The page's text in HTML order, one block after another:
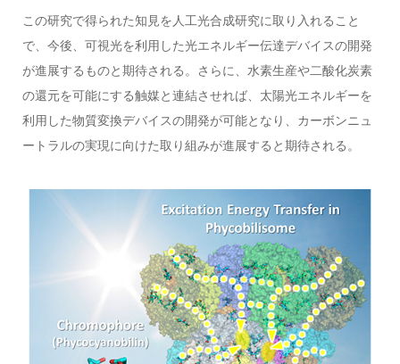
この研究で得られた知見を人工光合成研究に取り入れること
で、今後、可視光を利用した光エネルギー伝達デバイスの開発
が進展するものと期待される。さらに、水素生産や二酸化炭素
の還元を可能にする触媒と連結させれば、太陽光エネルギーを
利用した物質変換デバイスの開発が可能となり、カーボンニュ
ートラルの実現に向けた取り組みが進展すると期待される。